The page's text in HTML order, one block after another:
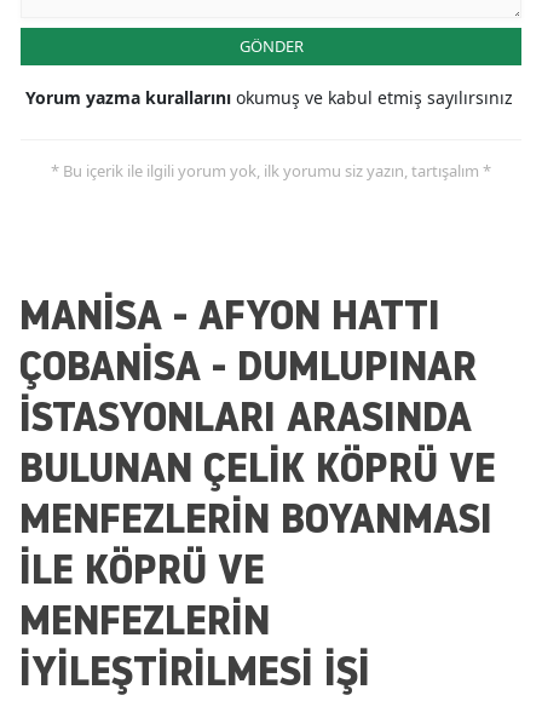
GÖNDER
Yorum yazma kurallarını okumuş ve kabul etmiş sayılırsınız
* Bu içerik ile ilgili yorum yok, ilk yorumu siz yazın, tartışalım *
MANİSA - AFYON HATTI
ÇOBANİSA - DUMLUPINAR
İSTASYONLARI ARASINDA
BULUNAN ÇELİK KÖPRÜ VE
MENFEZLERİN BOYANMASI
İLE KÖPRÜ VE
MENFEZLERİN
İYİLEŞTİRİLMESİ İŞİ